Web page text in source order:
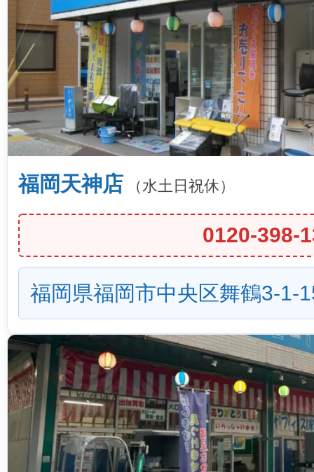
福岡天神店 （水土日祝休）
0120-398-
福岡県福岡市中央区舞鶴3-1-